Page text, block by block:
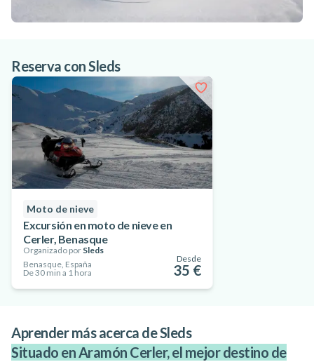
Reserva con Sleds
Moto de nieve
Excursión en moto de nieve en
Cerler, Benasque
Organizado por Sleds
Benasque, España
De 30 min a 1 hora
Desde
35 €
Aprender más acerca de Sleds
Situado en Aramón Cerler, el mejor destino de